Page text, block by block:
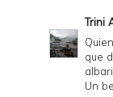
Trini
que
Un